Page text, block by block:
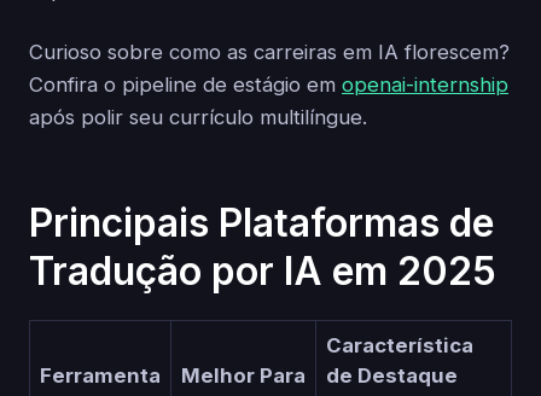
Curioso sobre como as carreiras em IA florescem?
Confira o pipeline de estágio em openai-internship
após polir seu currículo multilíngue.
Principais Plataformas de
Tradução por IA em 2025
Ferramenta Melhor Para
Característica
de Destaque